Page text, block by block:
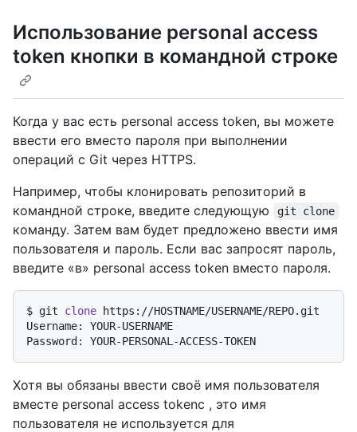
Использование personal access
token кнопки в командной строке
Когда у вас есть personal access token, вы можете
ввести его вместо пароля при выполнении
операций с Git через HTTPS.
Например, чтобы клонировать репозиторий в
командной строке, введите следующую
git clone
команду. Затем вам будет предложено ввести имя
пользователя и пароль. Если вас запросят пароль,
введите «в» personal access token вместо пароля.
$ git clone https://HOSTNAME/USERNAME/REPO.git
Username: YOUR-USERNAME
Хотя вы обязаны ввести своё имя пользователя
вместе personal access tokenс , это имя
пользователя не используется для